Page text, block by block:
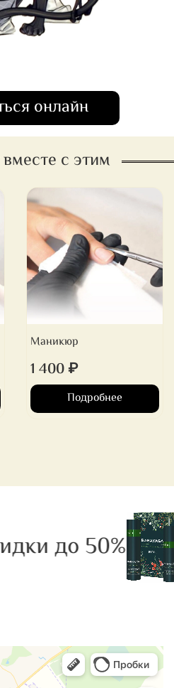
онлайн
с этим
Маникюр
1 400 ₽
Подробнее
до 50%